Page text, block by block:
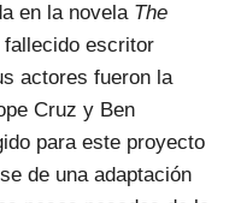
en la novela The
escritor
actores fueron la
Cruz y Ben
para este proyecto
de una adaptación